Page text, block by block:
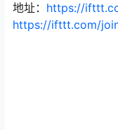
地址： https://
https://ifttt.com/